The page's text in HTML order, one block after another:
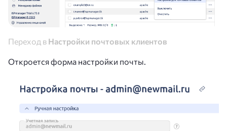
Переход в Настройки почтовых клиентов
Откроется форма настройки почты.